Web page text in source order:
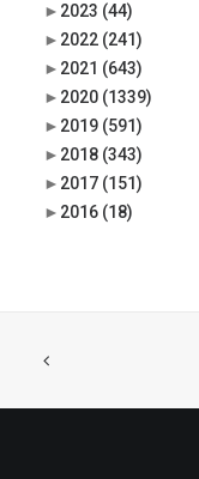
► 2023 (44)
► 2022 (241)
► 2021 (643)
► 2020 (1339)
► 2019 (591)
► 2018 (343)
► 2017 (151)
► 2016 (18)